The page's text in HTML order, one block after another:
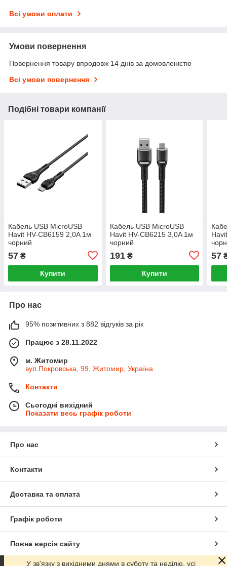
Всі умови оплати
Умови повернення
Повернення товару впродовж 14 днів за домовленістю
Всі умови повернення
Подібні товари компанії
Кабель USB MicroUSB
Havit HV-CB6159 2,0A 1м
чорний
57 ₴
Купити
Кабель USB MicroUSB
Havit HV-CB6215 3,0A 1м
чорний
191₴
Купити
57
Про нас
95% позитивних з 882 відгуків за рік
Працює з 28.11.2022
м. Житомир
вул.Покровська, 99, Житомир, Україна
Контакти
Сьогодні вихідний
Показати весь графік роботи
Про нас
Контакти
Доставка та оплата
Графік роботи
Повна версія сайту
У зв'язку з вихідними днями в суботу та неділю, усі